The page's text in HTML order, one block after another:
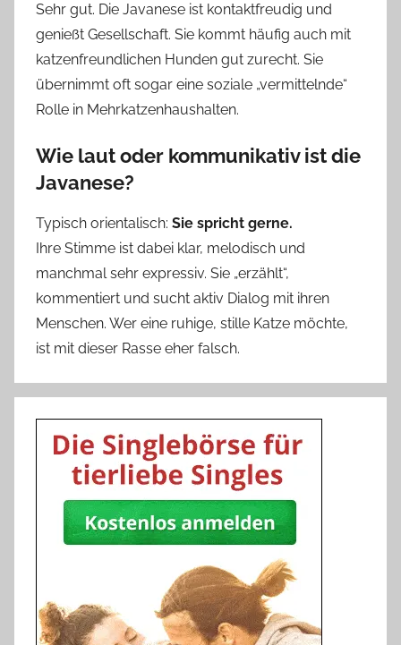
Sehr gut. Die Javanese ist kontaktfreudig und
genießt Gesellschaft. Sie kommt häufig auch mit
katzenfreundlichen Hunden gut zurecht. Sie
übernimmt oft sogar eine soziale „vermittelnde“
Rolle in Mehrkatzenhaushalten.
Wie laut oder kommunikativ ist die
Javanese?
Typisch orientalisch: Sie spricht gerne.
Ihre Stimme ist dabei klar, melodisch und
manchmal sehr expressiv. Sie „erzählt“,
kommentiert und sucht aktiv Dialog mit ihren
Menschen. Wer eine ruhige, stille Katze möchte,
ist mit dieser Rasse eher falsch.